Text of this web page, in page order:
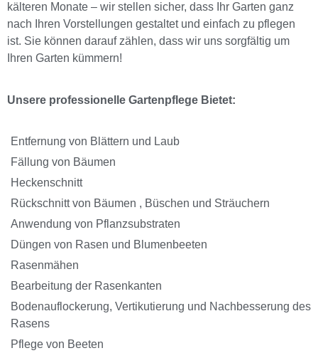
kälteren Monate – wir stellen sicher, dass Ihr Garten ganz
nach Ihren Vorstellungen gestaltet und einfach zu pflegen
ist. Sie können darauf zählen, dass wir uns sorgfältig um
Ihren Garten kümmern!
Unsere professionelle Gartenpflege Bietet:
Entfernung von Blättern und Laub
Fällung von Bäumen
Heckenschnitt
Rückschnitt von Bäumen , Büschen und Sträuchern
Anwendung von Pflanzsubstraten
Düngen von Rasen und Blumenbeeten
Rasenmähen
Bearbeitung der Rasenkanten
Bodenauflockerung, Vertikutierung und Nachbesserung des
Rasens
Pflege von Beeten